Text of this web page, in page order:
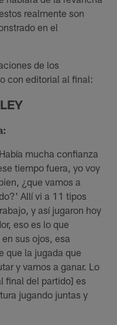
realmente son
en el
de los
con editorial al final:
mucha confianza
tiempo fuera, yo voy
¿que vamos a
Allí vi a 11 tipos
y así jugaron hoy
eso es lo que
sus ojos, esa
que la jugada que
y vamos a ganar. Lo
final del partido] es
jugando juntas y